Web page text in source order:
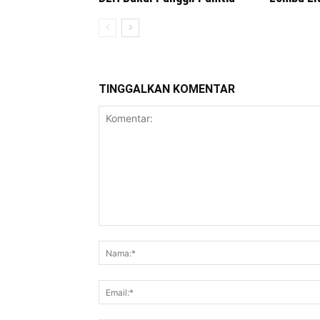
TINGGALKAN KOMENTAR